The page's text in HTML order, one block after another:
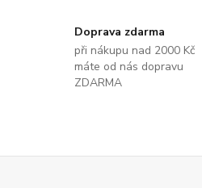
Doprava zdarma
při nákupu nad 2000 Kč
máte od nás dopravu
ZDARMA